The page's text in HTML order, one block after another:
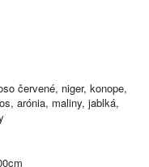
červené, niger, konope,
arónia, maliny, jablká,